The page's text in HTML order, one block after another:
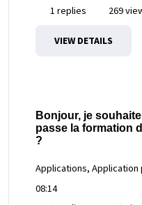
1 replies
269
VIEW DETAILS
Bonjour, je
passe la formation
?
Applications, Application
08:14